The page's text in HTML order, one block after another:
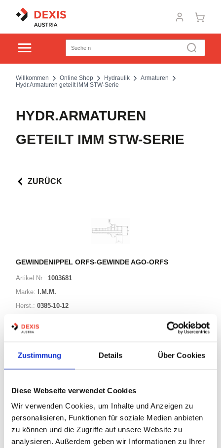
Zustimmung Details Über Cookies
Diese Webseite verwendet Cookies
Wir verwenden Cookies, um Inhalte und Anzeigen zu
personalisieren, Funktionen für soziale Medien anbieten
zu können und die Zugriffe auf unsere Website zu
analysieren. Außerdem geben wir Informationen zu Ihrer
Willkommen Online Shop Hydraulik
Armaturen
Hydr.Armaturen geteilt IMM STW-Serie
HYDR.ARMATUREN
GETEILT IMM STW-SERIE
ZURÜCK
GEWINDENIPPEL ORFS-GEWINDE AGO-ORFS
Artikel Nr.: 1003681
Marke: I.M.M.
Herst.: 0385-10-12
24 Varianten
Nicht auf Lager
Print